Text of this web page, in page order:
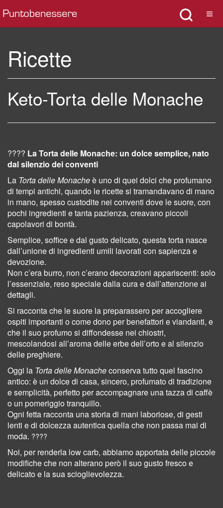
Ricette
Keto-Torta delle Monache
???? La Torta delle Monache: un dolce semplice, nato
dal silenzio dei conventi
La Torta delle Monacheè uno di quei dolci che profumano
di tempi antichi, quando le ricette si tramandavano di mano
in mano, spesso custodite nei conventi dove le suore, con
pochi ingredienti e tanta pazienza, creavano piccoli
capolavori di bontà.
Semplice, soffice e dal gusto delicato, questa torta nasce
dall’unione di ingredienti umili lavorati con sapienza e
devozione.
Non c’era burro, non c’erano decorazioni appariscenti: solo
l’essenziale, reso speciale dalla cura e dall’attenzione ai
dettagli.
Si racconta che le suore la preparassero per accogliere
ospiti importanti o come dono per benefattori e viandanti, e
che il suo profumo si diffondesse nei chiostri,
mescolandosi all’aroma delle erbe dell’orto e al silenzio
delle preghiere.
Oggi la Torta delle Monacheconserva tutto quel fascino
antico: è un dolce di casa, sincero, profumato di tradizione
e semplicità, perfetto per accompagnare una tazza di caffè
o un pomeriggio tranquillo.
Ogni fetta racconta una storia di mani laboriose, di gesti
lenti e di dolcezza autentica quella che non passa mai di
moda. ????
Noi, per renderla low carb, abbiamo apportata delle piccole
modifiche che non alterano però il suo gusto fresco e
delicato e la sua scioglievolezza.